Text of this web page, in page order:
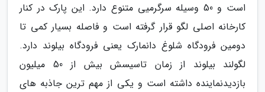
است و 50 وسیله سرگرمیی متنوع دارد. این پارک در کنار
کارخانه اصلی لگو قرار گرفته است و فاصله بسیار کمی تا
دومین فرودگاه شلوغ دانمارک یعنی فرودگاه بیلوند دارد.
لگولند بیلوند از زمان تاسیسش بیش از 50 میلیون
بازدیدنماینده داشته است و یکی از مهم ترین جاذبه های